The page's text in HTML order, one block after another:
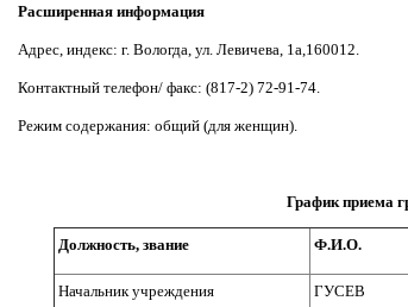
Расширенная информация
Адрес, индекс: г. Вологда, ул. Левичева, 1а,160012.
Контактный телефон/ факс: (817-2) 72-91-74.
Режим содержания: общий (для женщин).
График приема
Должность, звание Ф.И.О.
Начальник учреждения ГУСЕВ